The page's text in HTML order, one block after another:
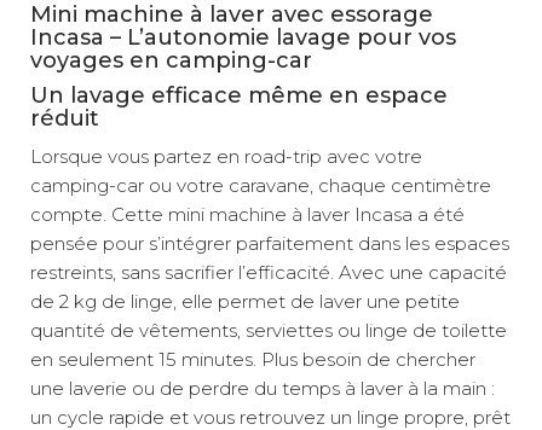
Mini machine à laver avec essorage
Incasa – L’autonomie lavage pour vos
voyages en camping-car
Un lavage efficace même en espace
réduit
Lorsque vous partez en road-trip avec votre
camping-car ou votre caravane, chaque centimètre
compte. Cette mini machine à laver Incasa a été
pensée pour s’intégrer parfaitement dans les espaces
restreints, sans sacrifier l’efficacité. Avec une capacité
de 2 kg de linge, elle permet de laver une petite
quantité de vêtements, serviettes ou linge de toilette
en seulement 15 minutes. Plus besoin de chercher
une laverie ou de perdre du temps à laver à la main :
un cycle rapide et vous retrouvez un linge propre, prêt